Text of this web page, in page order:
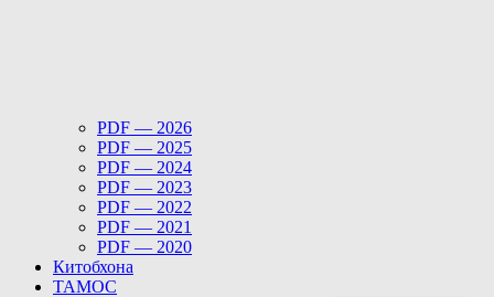
PDF — 2026
PDF — 2025
PDF — 2024
PDF — 2023
PDF — 2022
PDF — 2021
PDF — 2020
Китобхона
ТАМОС